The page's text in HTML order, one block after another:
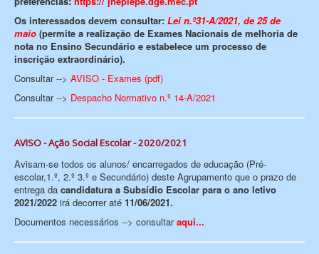
Os interessados devem consultar: Lei n.º31-A/2021, de 25 de
maio (permite a realização de Exames Nacionais de melhoria de
nota no Ensino Secundário e estabelece um processo de
inscrição extraordinário).
Consultar --> AVISO - Exames (pdf)
Consultar --> Despacho Normativo n.º 14-A/2021
AVISO - Ação Social Escolar - 2020/2021
Avisam-se todos os alunos/ encarregados de educação (Pré-
escolar,1.º, 2.º 3.º e Secundário) deste Agrupamento que o prazo de
entrega da candidatura a Subsídio Escolar para o ano letivo
2021/2022 irá decorrer até 11/06/2021.
Documentos necessários --> consultaraqui...